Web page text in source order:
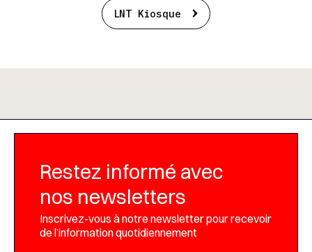
LNT Kiosque
Restez informé avec
nos newsletters
Inscrivez-vous à notre newsletter pour recevoir
de l’information quotidiennement